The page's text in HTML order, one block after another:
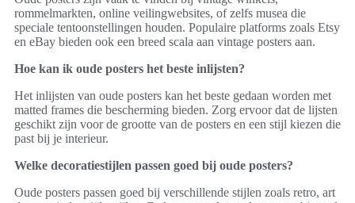
rommelmarkten, online veilingwebsites, of zelfs musea die
speciale tentoonstellingen houden. Populaire platforms zoals Etsy
en eBay bieden ook een breed scala aan vintage posters aan.
Hoe kan ik oude posters het beste inlijsten?
Het inlijsten van oude posters kan het beste gedaan worden met
matted frames die bescherming bieden. Zorg ervoor dat de lijsten
geschikt zijn voor de grootte van de posters en een stijl kiezen die
past bij je interieur.
Welke decoratiestijlen passen goed bij oude posters?
Oude posters passen goed bij verschillende stijlen zoals retro, art